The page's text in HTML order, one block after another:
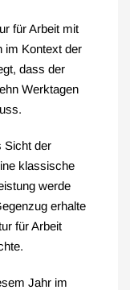
für Arbeit mit
im Kontext der
dass der
Werktagen
Sicht der
klassische
werde
erhalte
für Arbeit
Jahr im